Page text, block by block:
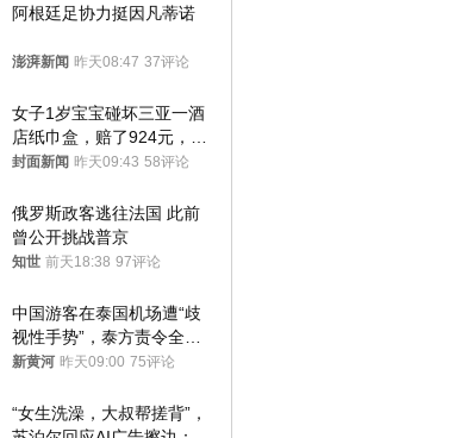
阿根廷足协力挺因凡蒂诺
澎湃新闻 昨天08:47 37评论
女子1岁宝宝碰坏三亚一酒
店纸巾盒，赔了924元，发
帖吐槽后酒店退还一半的
封面新闻 昨天09:43 58评论
俄罗斯政客逃往法国 此前
曾公开挑战普京
知世 前天18:38 97评论
中国游客在泰国机场遭“歧
视性手势”，泰方责令全面
调查，对责任人采取最严厉
新黄河 昨天09:00 75评论
“女生洗澡，大叔帮搓背”，